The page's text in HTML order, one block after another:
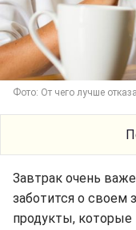
Фото: От чего лучше
Завтрак очень
заботится о своем
продукты,